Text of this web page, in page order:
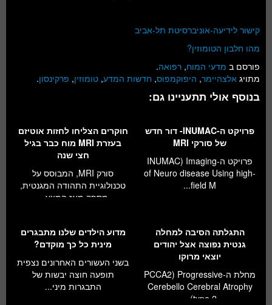
קישור לידיעה-אוניברסיטת תל-אביב
מהו חלבון הטומוזין?
פורסם ב מדעי המוח, רפואה.
מתויג אלצהיימר, היפוקמפוס, חדשות המדע, טומוזין, פרקינסון.
בנוסף אולי תתעניינו גם:
פרויקט ה-INUMAC- דור חדש
של סורקי MRI
פרויקט ה-INUMAC) Imaging
of Neuro disease Using high-
field M...
חוקרים הצליחו לחזות אוטיזם
בעזרת MRI מוח כבר בגיל
חצי שנה
סורק MRI, המבוסס על
טכנולוגיית התהודה המגנטית,
מספק מאז המצא...
התגלתה הסיבה למחלה
גנטית נפוצה אצל יהודים
יוצאי מרוקו
מחלת ה-PCCA2) Progressive
Cerebello Cerebral Atrophy
type 2)...
מדוע הילדים שלנו מתבגרים
מינית כל כך מוקדם?
בשני העשורים האחרונים נצפית
תופעה חוצה יבשות של
התבגרות מיני...